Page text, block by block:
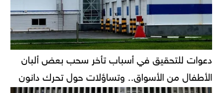
دعوات للتحقيق في أسباب تأخر سحب بعض ألبان
الأطفال من الأسواق.. وتساؤلات حول تحرك دانون